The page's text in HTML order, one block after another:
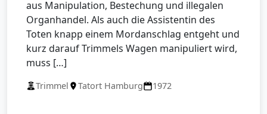
aus Manipulation, Bestechung und illegalen
Organhandel. Als auch die Assistentin des
Toten knapp einem Mordanschlag entgeht und
kurz darauf Trimmels Wagen manipuliert wird,
muss […]
Trimmel Tatort Hamburg 1972